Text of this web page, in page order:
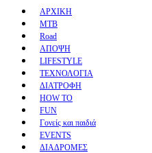
ΑΡΧΙΚΗ
MTB
Road
ΑΠΟΨΗ
LIFESTYLE
ΤΕΧΝΟΛΟΓΙΑ
ΔΙΑΤΡΟΦΗ
HOW TO
FUN
Γονείς και παιδιά
EVENTS
ΔΙΑΔΡΟΜΕΣ